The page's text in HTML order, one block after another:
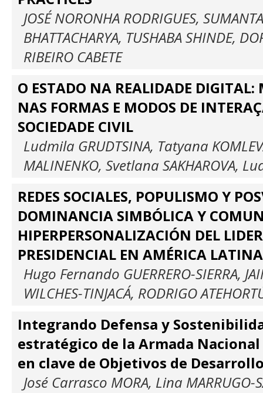
JOSÉ NORONHA RODRIGUES, SUMANTA
BHATTACHARYA, TUSHABA SHINDE,
RIBEIRO CABETE
O ESTADO NA REALIDADE DIGITAL:
NAS FORMAS E MODOS DE
SOCIEDADE CIVIL
Ludmila GRUDTSINA, Tatyana
MALINENKO, Svetlana SAKHAROVA,
REDES SOCIALES, POPULISMO Y
DOMINANCIA SIMBÓLICA Y
HIPERPERSONALIZACIÓN DEL
PRESIDENCIAL EN AMÉRICA LATINA
Hugo Fernando GUERRERO-SIERRA,
WILCHES-TINJACÁ, RODRIGO
Integrando Defensa y
estratégico de la Armada
en clave de Objetivos de
José Carrasco MORA, Lina MARRUGO-